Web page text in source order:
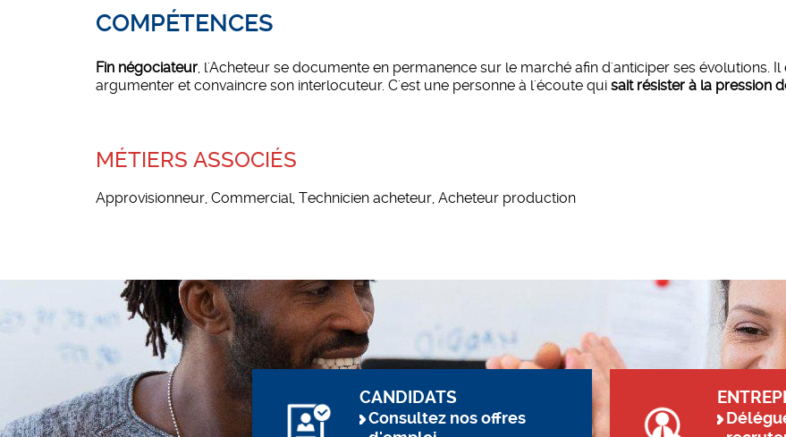
COMPÉTENCES
Fin négociateur, l'Acheteur se documente en permanence sur le marché afin d'anticiper ses évolutions.
argumenter et convaincre son interlocuteur. C'est une personne à l'écoute qui sait résister à la pression
MÉTIERS ASSOCIÉS
Approvisionneur, Commercial, Technicien acheteur, Acheteur production
CANDIDATS
Consultez nos offres